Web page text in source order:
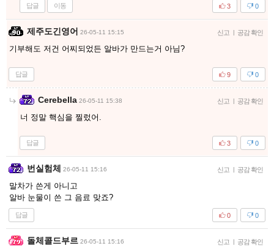
답글 이동 0
3
제주도긴영어 26-05-11 15:15 신고 | 공감 확인
기부해도 저건 어찌되었든 알바가 만드는거 아님?
답글 0
9
Cerebella 26-05-11 15:38 신고 | 공감 확인
너 정말 핵심을 찔렀어.
답글 0
3
번실험체 26-05-11 15:16 신고 | 공감 확인
말차가 쓴게 아니고
알바 눈물이 쓴 그 음료 맞죠?
답글 0
0
돌체콜드부르 26-05-11 15:16 신고 | 공감 확인